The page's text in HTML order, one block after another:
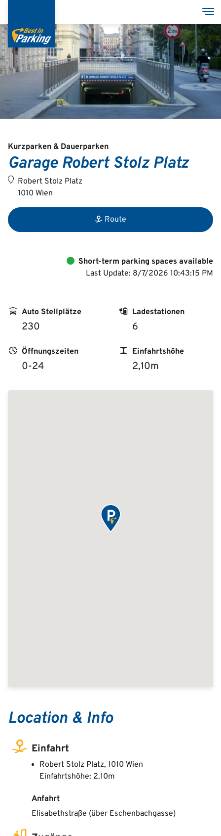
Inhalt
Services
Garagen
Group
Deutsch
English
Kurzparken & Dauerparken
Garage Robert Stolz Platz
Robert Stolz Platz
1010 Wien
Route
Short-term parking spaces available
Last Update: 8/7/2026 10:43:15 PM
Auto Stellplätze
230
Ladestationen
6
Öffnungszeiten
0-24
Einfahrtshöhe
2,10m
Location & Info
Einfahrt
Robert Stolz Platz, 1010 Wien
Einfahrtshöhe: 2.10m
Anfahrt
Elisabethstraße (über Eschenbachgasse)